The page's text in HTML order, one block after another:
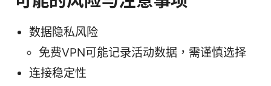
数据隐私风险
免费VPN可能记录活动数据，需谨慎选择
连接稳定性